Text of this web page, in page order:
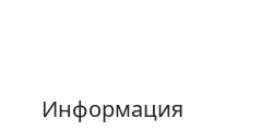
Информация